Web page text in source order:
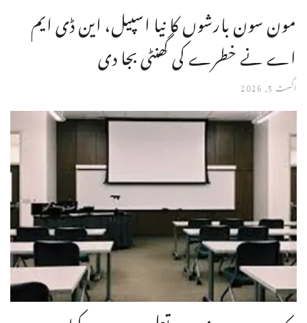
مون سون بارشوں کا نیا اسپیل، این ڈی ایم
اے نے خطرے کی گھنٹی بجا دی
اگست 5, 2026